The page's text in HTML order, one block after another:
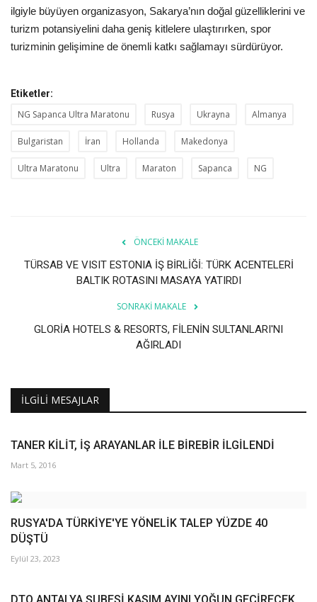
ilgiyle büyüyen organizasyon, Sakarya’nın doğal güzelliklerini ve
turizm potansiyelini daha geniş kitlelere ulaştırırken, spor
turizminin gelişimine de önemli katkı sağlamayı sürdürüyor.
Etiketler:
NG Sapanca Ultra Maratonu Rusya Ukrayna Almanya
Bulgaristan İran Hollanda Makedonya
Ultra Maratonu Ultra Maraton Sapanca NG
ÖNCEKI MAKALE
TÜRSAB VE VISIT ESTONIA İŞ BİRLİĞİ: TÜRK ACENTELERİ
BALTIK ROTASINI MASAYA YATIRDI
SONRAKI MAKALE
GLORİA HOTELS & RESORTS, FİLENİN SULTANLARI'NI
AĞIRLADI
İLGILI MESAJLAR
TANER KİLİT, İŞ ARAYANLAR İLE BİREBİR İLGİLENDİ
Mart 5, 2016
RUSYA'DA TÜRKİYE'YE YÖNELİK TALEP YÜZDE 40
DÜŞTÜ
Eylül 23, 2023